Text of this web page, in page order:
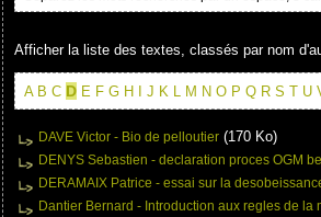
Afficher la liste des textes, classés par nom
A B C D E F G H J K L M N O P Q R S T U
DAVE Victor - Bio de pelloutier (170 Ko)
DENYS Sebastien - declaration proces OGM
DERAMAIX Patrice - essai sur la
Dantier Bernard - Introduction aux regles de